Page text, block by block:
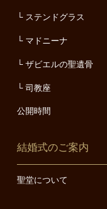
ステンドグラス
マドニーナ
ザビエルの聖遺骨
司教座
公開時間
結婚式のご案内
聖堂について